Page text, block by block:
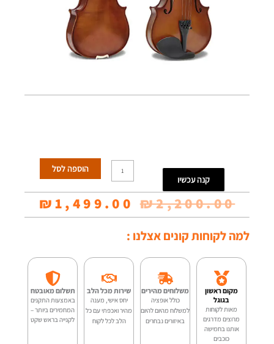
קנה עכשיו
כמות
של
כינור
4/4
Smiger-
V86S
הוספה לסל
₪2,200.00
המחיר
היה:
₪2,200.00.
₪1,499.00
למה לקוחות קונים אצלנו :
מקום ראשון
בגוגל
מאות לקוחות
מרוצים מדרגים
אותנו בחמישה
כוכבים
משלוחים מהירים
כולל אופציה
למשלוח מהיום להיום
באיזורים נבחרים
שירות מכל הלב
יחס אישי, מענה
מהיר ואכפתי עם כל
הלב לכל לקוח
תשלום מאובטח
באמצעות התקנים
המחמירים ביותר –
לקנייה בראש שקט